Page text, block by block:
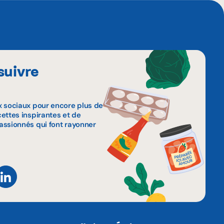
sociaux pour encore plus de
inspirantes et de
qui font rayonner